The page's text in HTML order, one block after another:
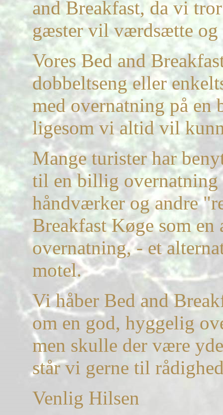
and Breakfast, da vi
gæster vil værdsætte og
Vores Bed and
dobbeltseng eller
med overnatning på en
ligesom vi altid vil
Mange turister har
til en billig overnatning
håndværker og andre
Breakfast Køge som en
overnatning, - et
motel.
Vi håber Bed and
om en god, hyggelig
men skulle der være
står vi gerne til
Venlig Hilsen